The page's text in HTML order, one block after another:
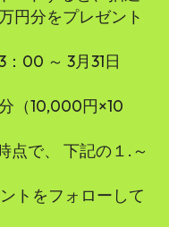
円分をプレゼント
00 ～ 3月31日
（10,000円×10
点で、 下記の１.～
トをフォローして